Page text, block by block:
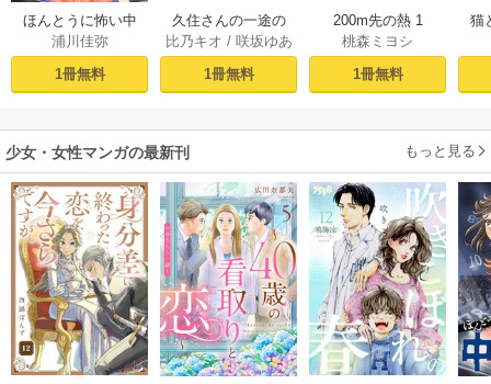
ほんとうに怖い中
学受験【分冊版】
1
浦川佳弥
1冊無料
久住さんの一途の
証明～揺らめい
て、ハニー～ 1巻
比乃キオ / 咲坂ゆあ
1冊無料
200m先の熱 1
桃森ミヨシ
1冊無料
猫
少女・女性マンガの最新刊 もっと見る